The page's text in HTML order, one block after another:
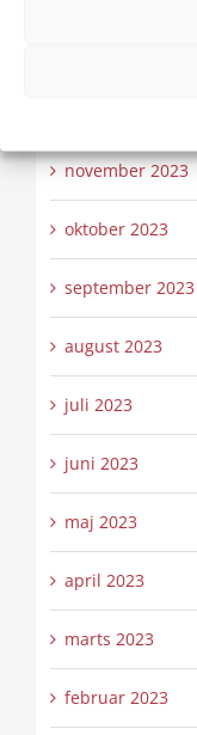
november 2023
oktober 2023
september 2023
august 2023
juli 2023
juni 2023
maj 2023
april 2023
marts 2023
februar 2023